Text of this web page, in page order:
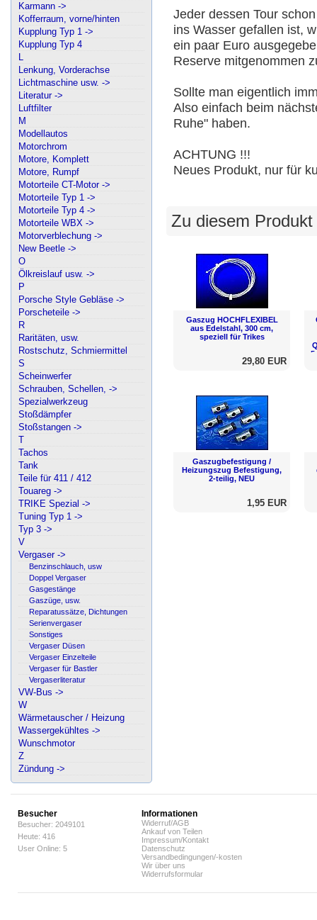
Karmann ->
Kofferraum, vorne/hinten
Kupplung Typ 1 ->
Kupplung Typ 4
L
Lenkung, Vorderachse
Lichtmaschine usw. ->
Literatur ->
Luftfilter
M
Modellautos
Motorchrom
Motore, Komplett
Motore, Rumpf
Motorteile CT-Motor ->
Motorteile Typ 1 ->
Motorteile Typ 4 ->
Motorteile WBX ->
Motorverblechung ->
New Beetle ->
O
Ölkreislauf usw. ->
P
Porsche Style Gebläse ->
Porscheteile ->
R
Raritäten, usw.
Rostschutz, Schmiermittel
S
Scheinwerfer
Schrauben, Schellen, ->
Spezialwerkzeug
Stoßdämpfer
Stoßstangen ->
T
Tachos
Tank
Teile für 411 / 412
Touareg ->
TRIKE Spezial ->
Tuning Typ 1 ->
Typ 3 ->
V
Vergaser ->
Benzinschlauch, usw
Doppel Vergaser
Gasgestänge
Gaszüge, usw.
Reparatussätze, Dichtungen
Serienvergaser
Sonstiges
Vergaser Düsen
Vergaser Einzelteile
Vergaser für Bastler
Vergaserliteratur
VW-Bus ->
W
Wärmetauscher / Heizung
Wassergekühltes ->
Wunschmotor
Z
Zündung ->
Jeder dessen Tour
ins Wasser gefallen ist,
ein paar Euro
Reserve mitgenommen
Sollte man eigentlich
Also einfach beim
Ruhe" haben.
ACHTUNG !!!
Neues Produkt, nur für
Zu diesem
Gaszug HOCHFLEXIBEL
aus Edelstahl, 300 cm,
speziell für Trikes
29,80 EUR
5
Gaszugbefestigung /
Heizungszug Befestigung,
2-teilig, NEU
1,95 EUR
Besucher
Besucher: 2049101
Heute: 416
User Online: 5
Informationen
Widerruf/AGB
Ankauf von Teilen
Impressum/Kontakt
Datenschutz
Versandbedingungen/-kosten
Wir über uns
Widerrufsformular